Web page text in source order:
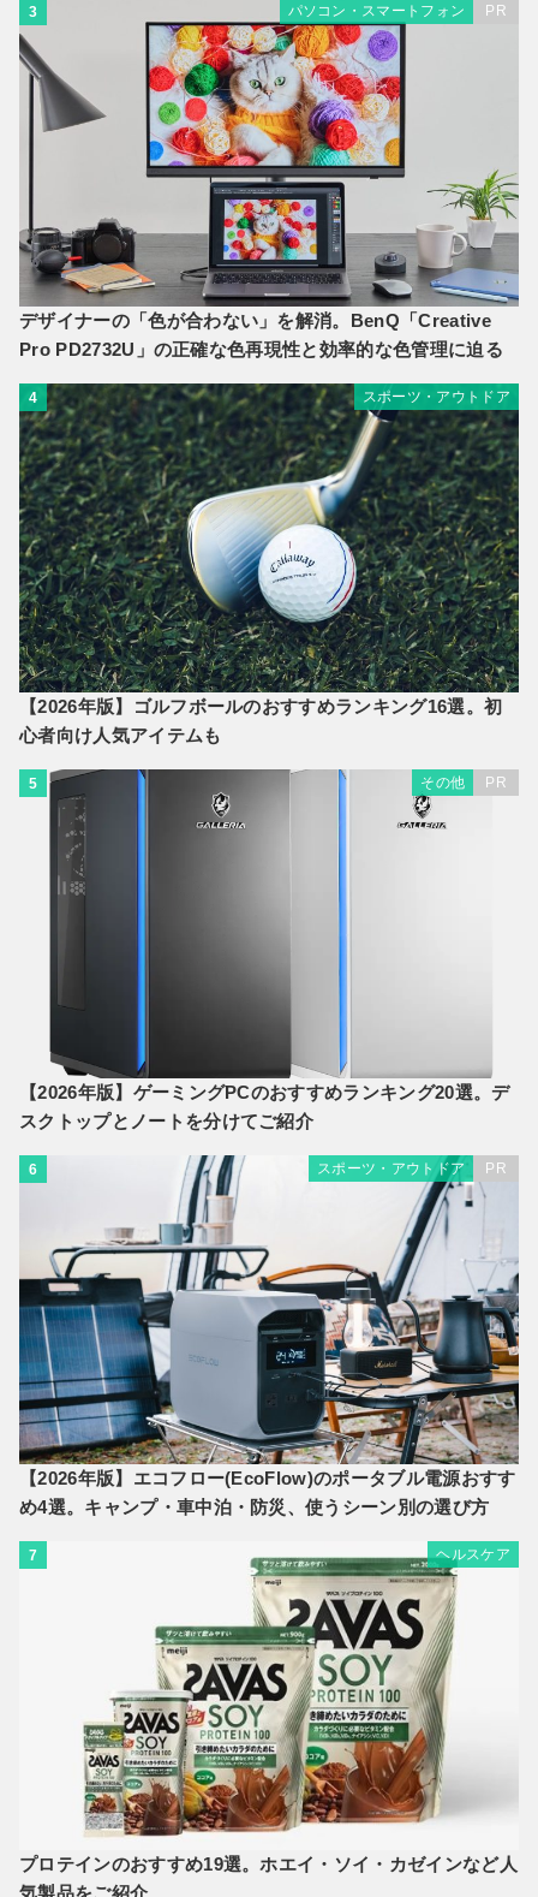
3 パソコン・スマートフォン PR
デザイナーの「色が合わない」を解消。BenQ「Creative
Pro PD2732U」の正確な色再現性と効率的な色管理に迫る
4 スポーツ・アウトドア
【2026年版】ゴルフボールのおすすめランキング16選。初
心者向け人気アイテムも
5 その他 PR
【2026年版】ゲーミングPCのおすすめランキング20選。デ
スクトップとノートを分けてご紹介
6 スポーツ・アウトドア PR
【2026年版】エコフロー(EcoFlow)のポータブル電源おすす
め4選。キャンプ・車中泊・防災、使うシーン別の選び方
7 ヘルスケア
プロテインのおすすめ19選。ホエイ・ソイ・カゼインなど人